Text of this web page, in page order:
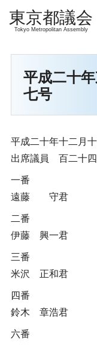
Tokyo Metropolitan Assembly
平成二十
七号
平成二十年十二月十
出席議員 百二十四
一番
遠藤 守君
二番
伊藤 興一君
三番
米沢 正和君
四番
鈴木 章浩君
六番